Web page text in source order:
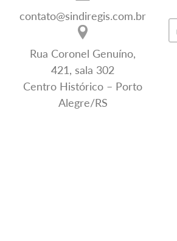
contato@sindiregis.com.br
Rua Coronel Genuíno,
421, sala 302
Centro Histórico – Porto
Alegre/RS